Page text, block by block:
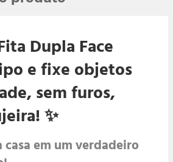
dos pedidos é enviado em até 1 dia
entre 5 a 10 dias úteis.
satisfação garantida
compra ou nossa equipe devolverá
dinheiro de volta na sua conta na hora.
não goste de algum produto, você
Dupla Face
e fixe objetos
sem furos,
✨
casa em um verdadeiro